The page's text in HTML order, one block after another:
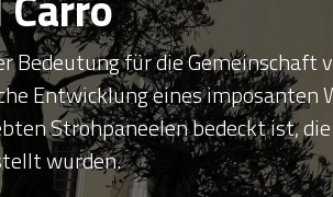
Bedeutung für die Gemeinschaft
Entwicklung eines imposanten
Strohpaneelen bedeckt ist,
wurden.